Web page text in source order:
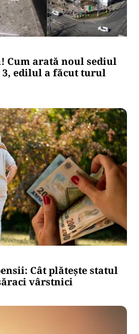
Cum arată noul sediul
edilul a făcut turul
Cât plătește statul
vârstnici